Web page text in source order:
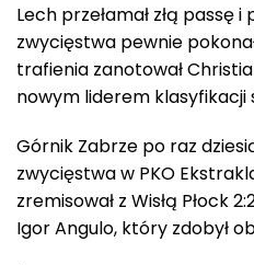
Lech przełamał złą
zwycięstwa pewnie
trafienia zanotował
nowym liderem klasyfikacji
Górnik Zabrze po raz
zwycięstwa w PKO
zremisował z Wisłą Płock
Igor Angulo, który zdobył